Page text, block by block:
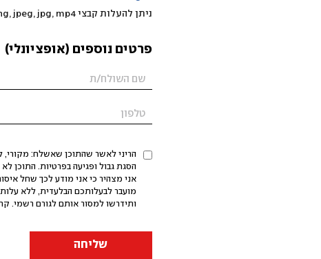
ניתן להעלות קבצי mov, png, jpeg, jpg, mp4 עד 200MB
פרטים נוספים (אופציונלי)
הריני לאשר שהתוכן שאשלח: מקורי,
אני מצהיר כי אני מודע לכך שחל
מועבר לבעלותכם הבלעדית, ללא
ותידרשו למסור אותם לגורם רשמי.
שליחה